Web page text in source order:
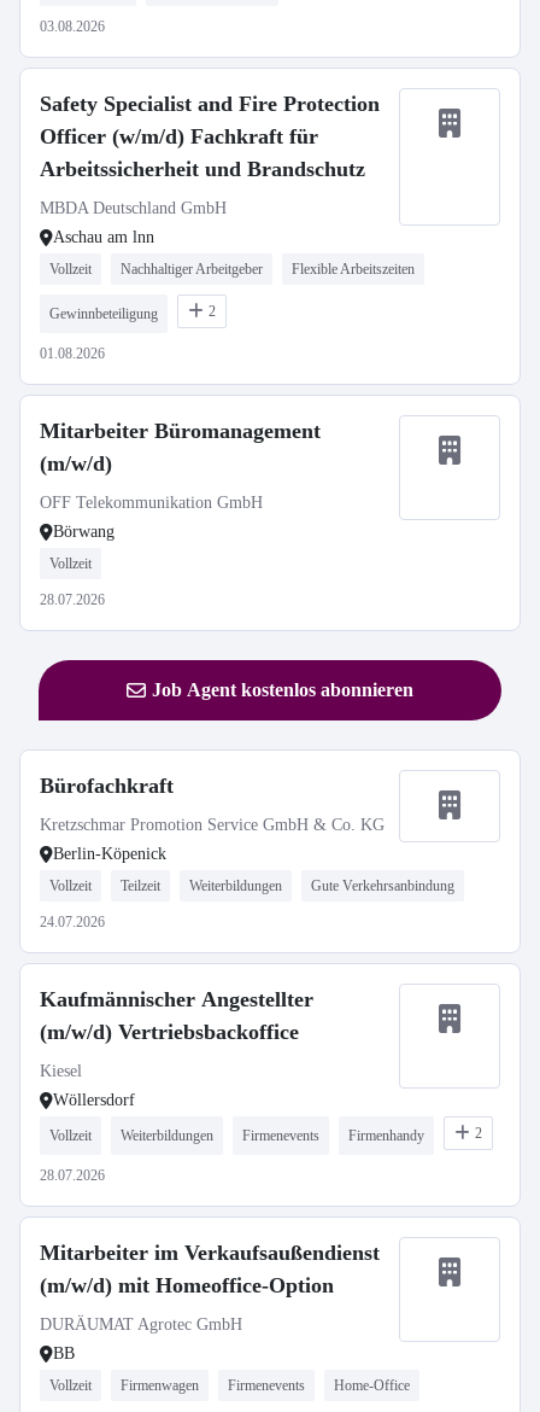
03.08.2026
Safety Specialist and Fire Protection
Officer (w/m/d) Fachkraft für
Arbeitssicherheit und Brandschutz
MBDA Deutschland GmbH
Aschau am lnn
Vollzeit Nachhaltiger Arbeitgeber Flexible Arbeitszeiten
Gewinnbeteiligung 2
01.08.2026
Mitarbeiter Büromanagement
(m/w/d)
OFF Telekommunikation GmbH
Börwang
Vollzeit
28.07.2026
Job Agent kostenlos abonnieren
Bürofachkraft
Kretzschmar Promotion Service GmbH & Co. KG
Berlin-Köpenick
Vollzeit Teilzeit Weiterbildungen Gute Verkehrsanbindung
24.07.2026
Kaufmännischer Angestellter
(m/w/d) Vertriebsbackoffice
Kiesel
Wöllersdorf
Vollzeit Weiterbildungen Firmenevents Firmenhandy 2
28.07.2026
Mitarbeiter im Verkaufsaußendienst
(m/w/d) mit Homeoffice-Option
DURÄUMAT Agrotec GmbH
BB
Vollzeit Firmenwagen Firmenevents Home-Office